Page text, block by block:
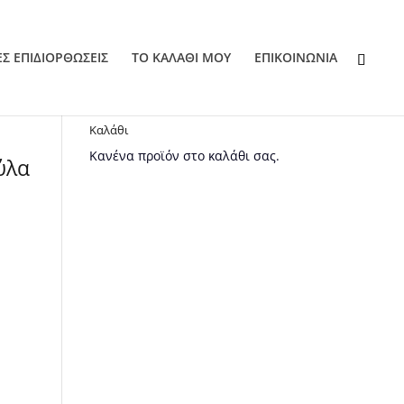
ΕΠΙΔΙΟΡΘΩΣΕΙΣ ΤΟ ΚΑΛΑΘΙ ΜΟΥ EΠΙΚΟΙΝΩΝΙΑ
Καλάθι
Κανένα προϊόν στο καλάθι σας.